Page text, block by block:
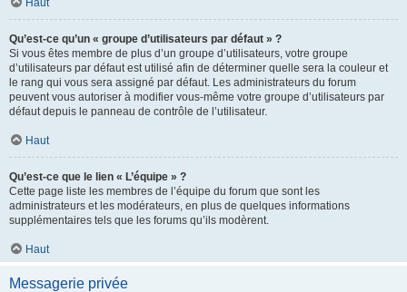
Haut
Qu’est-ce qu’un « groupe d’utilisateurs par défaut » ?
Si vous êtes membre de plus d’un groupe d’utilisateurs, votre groupe
d’utilisateurs par défaut est utilisé afin de déterminer quelle sera la couleur et
le rang qui vous sera assigné par défaut. Les administrateurs du forum
peuvent vous autoriser à modifier vous-même votre groupe d’utilisateurs par
défaut depuis le panneau de contrôle de l’utilisateur.
Haut
Qu’est-ce que le lien « L’équipe » ?
Cette page liste les membres de l’équipe du forum que sont les
administrateurs et les modérateurs, en plus de quelques informations
supplémentaires tels que les forums qu’ils modèrent.
Haut
Messagerie privée